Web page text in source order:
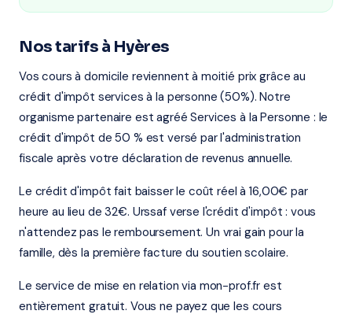
Nos tarifs à Hyères
Vos cours à domicile reviennent à moitié prix grâce au
crédit d'impôt services à la personne (50%). Notre
organisme partenaire est agréé Services à la Personne : le
crédit d'impôt de 50 % est versé par l'administration
fiscale après votre déclaration de revenus annuelle.
Le crédit d'impôt fait baisser le coût réel à 16,00€ par
heure au lieu de 32€. Urssaf verse l'crédit d'impôt : vous
n'attendez pas le remboursement. Un vrai gain pour la
famille, dès la première facture du soutien scolaire.
Le service de mise en relation via mon-prof.fr est
entièrement gratuit. Vous ne payez que les cours